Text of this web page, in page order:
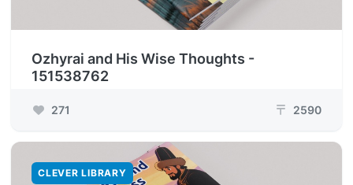
Ozhyrai and His Wise Thoughts -
151538762
271 ₸ 2590
CLEVER LIBRARY